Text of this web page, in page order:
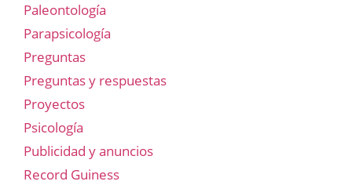
Paleontología
Parapsicología
Preguntas
Preguntas y respuestas
Proyectos
Psicología
Publicidad y anuncios
Record Guiness